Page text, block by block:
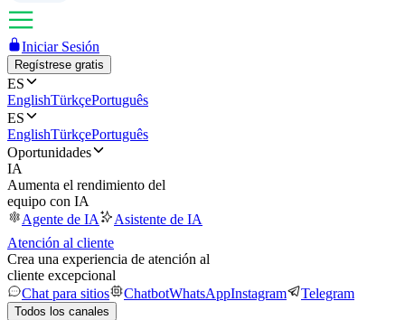
Iniciar Sesión
Regístrese gratis
ES
EnglishTürkçePortuguês
ES
EnglishTürkçePortuguês
Oportunidades
IA
Aumenta el rendimiento del
equipo con IA
Agente de IA
Asistente de IA
Atención al cliente
Crea una experiencia de atención al
cliente excepcional
Chat para sitios
ChatbotWhatsAppInstagram Telegram
Todos los canales